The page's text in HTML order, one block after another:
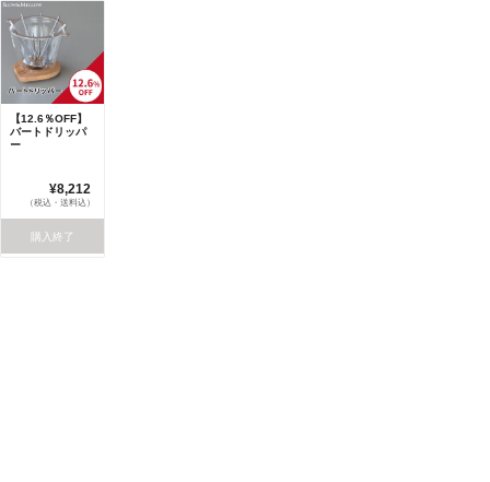
【12.6％OFF】
バートドリッパ
ー
¥8,212
（税込・送料込）
購入終了